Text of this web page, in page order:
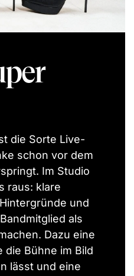
die Sorte Live-
schon vor dem
Im Studio
raus: klare
und
als
Dazu eine
die Bühne im Bild
lässt und eine